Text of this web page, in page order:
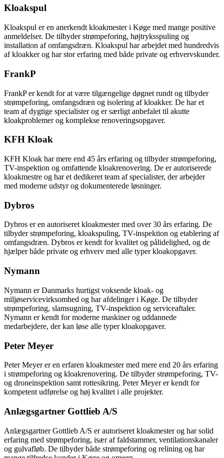
Kloakspul
Kloakspul er en anerkendt kloakmester i Køge med mange positive
anmeldelser. De tilbyder strømpeforing, højtryksspuling og
installation af omfangsdræn. Kloakspul har arbejdet med hundredvis
af kloakker og har stor erfaring med både private og erhvervskunder.
FrankP
FrankP er kendt for at være tilgængelige døgnet rundt og tilbyder
strømpeforing, omfangsdræn og isolering af kloakker. De har et
team af dygtige specialister og er særligt anbefalet til akutte
kloakproblemer og komplekse renoveringsopgaver.
KFH Kloak
KFH Kloak har mere end 45 års erfaring og tilbyder strømpeforing,
TV-inspektion og omfattende kloakrenovering. De er autoriserede
kloakmestre og har et dedikeret team af specialister, der arbejder
med moderne udstyr og dokumenterede løsninger.
Dybros
Dybros er en autoriseret kloakmester med over 30 års erfaring. De
tilbyder strømpeforing, kloakspuling, TV-inspektion og etablering af
omfangsdræn. Dybros er kendt for kvalitet og pålidelighed, og de
hjælper både private og erhverv med alle typer kloakopgaver.
Nymann
Nymann er Danmarks hurtigst voksende kloak- og
miljøservicevirksomhed og har afdelinger i Køge. De tilbyder
strømpeforing, slamsugning, TV-inspektion og serviceaftaler.
Nymann er kendt for moderne maskiner og uddannede
medarbejdere, der kan løse alle typer kloakopgaver.
Peter Meyer
Peter Meyer er en erfaren kloakmester med mere end 20 års erfaring
i strømpeforing og kloakrenovering. De tilbyder strømpeforing, TV-
og droneinspektion samt rottesikring. Peter Meyer er kendt for
kompetent udførelse og høj kvalitet i alle projekter.
Anlægsgartner Gottlieb A/S
Anlægsgartner Gottlieb A/S er autoriseret kloakmester og har solid
erfaring med strømpeforing, især af faldstammer, ventilationskanaler
og gulvafløb. De tilbyder både strømpeforing og relining og har